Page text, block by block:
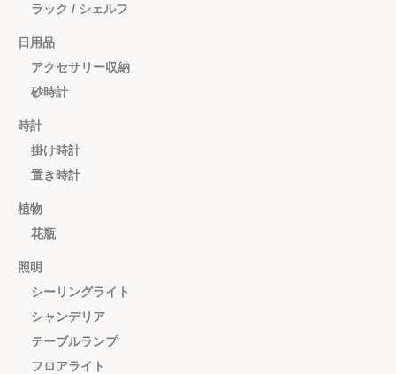
ラック / シェルフ
日用品
アクセサリー収納
砂時計
時計
掛け時計
置き時計
植物
花瓶
照明
シーリングライト
シャンデリア
テーブルランプ
フロアライト